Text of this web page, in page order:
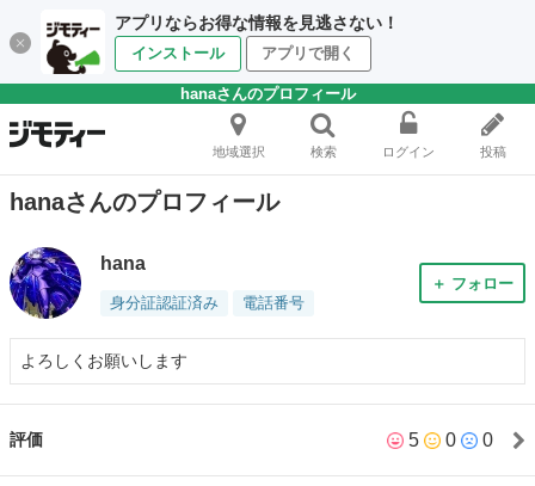
アプリならお得な情報を見逃さない！
インストール アプリで開く
hanaさんのプロフィール
地域選択 検索 ログイン 投稿
hanaさんのプロフィール
hana
身分証認証済み 電話番号
＋ フォロー
よろしくお願いします
評価 5 0 0